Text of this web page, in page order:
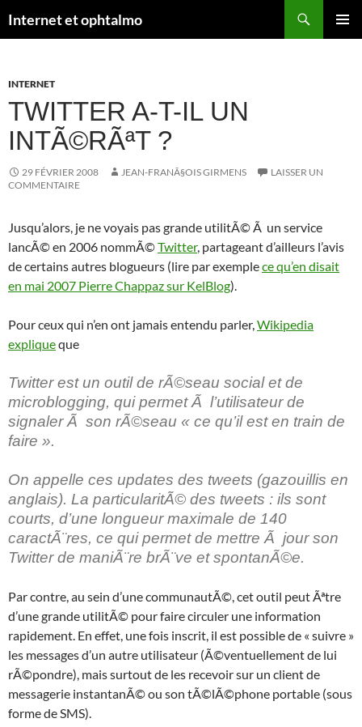
auInternet et ophtalmo
INTERNET
TWITTER A-T-IL UN
INTÃ©RÃªT ?
29 FÉVRIER 2008 JEAN-FRANÃ§OIS GIRMENS
LAISSER UN
COMMENTAIRE
Jusqu’alors, je ne voyais pas grande utilitÃ© Ã un service
lancÃ© en 2006 nommÃ©Twitter, partageant d’ailleurs l’avis
de certains autres blogueurs (lire par exemplece qu’en disait
en mai 2007 Pierre Chappaz sur KelBlog).
Pour ceux qui n’en ont jamais entendu parler,Wikipedia
expliqueque
Twitter est un outil de rÃ©seau social et de
microblogging, qui permet Ã l’utilisateur de
signaler Ã son rÃ©seau « ce qu’il est en train de
faire ».
On appelle ces updates des tweets (gazouillis en
anglais). La particularitÃ© des tweets : ils sont
courts, d’une longueur maximale de 140
caractÃ¨res, ce qui permet de mettre Ã jour son
Twitter de maniÃ¨re brÃ¨ve et spontanÃ©e.
Par contre, au sein d’une communautÃ©, cet outil peut Ãªtre
d’une grande utilitÃ© pour faire circuler une information
rapidement. En effet, une fois inscrit, il est possible de « suivre »
les messages d’un autre utilisateur (Ã©ventuellement de lui
rÃ©pondre), mais surtout de les recevoir sur un client de
messagerie instantanÃ© ou son tÃ©lÃ©phone portable (sous
forme de SMS).